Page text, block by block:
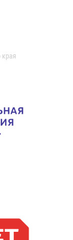
края